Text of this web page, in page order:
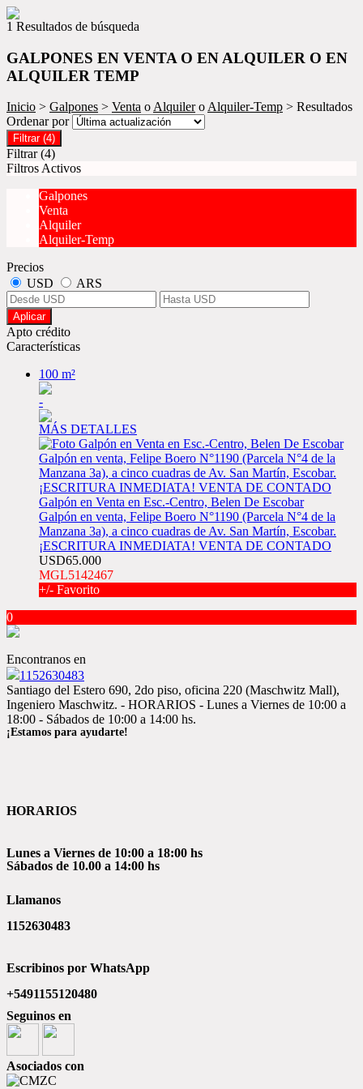
1 Resultados de búsqueda
GALPONES EN VENTA O EN ALQUILER O EN
ALQUILER TEMP
Inicio > Galpones > Venta oAlquileroAlquiler-Temp > Resultados
Ordenar por
Filtrar (4)
Filtrar (4)
Filtros Activos
Galpones
Venta
Alquiler
Alquiler-Temp
Precios
USD
ARS
Aplicar
Apto crédito
Características
100 m²
-
MÁS DETALLES
Galpón en Venta en Esc.-Centro, Belen De Escobar
Galpón en venta, Felipe Boero N°1190 (Parcela N°4 de la
Manzana 3a), a cinco cuadras de Av. San Martín, Escobar.
¡ESCRITURA INMEDIATA! VENTA DE CONTADO
USD65.000
MGL5142467
+/- Favorito
0
Encontranos en
1152630483
Santiago del Estero 690, 2do piso, oficina 220 (Maschwitz Mall),
Ingeniero Maschwitz. - HORARIOS - Lunes a Viernes de 10:00 a
18:00 - Sábados de 10:00 a 14:00 hs.
¡Estamos para ayudarte!
HORARIOS
Lunes a Viernes de 10:00 a 18:00 hs
Sábados de 10.00 a 14:00 hs
Llamanos
1152630483
Escribinos por WhatsApp
+5491155120480
Seguinos en
Asociados con